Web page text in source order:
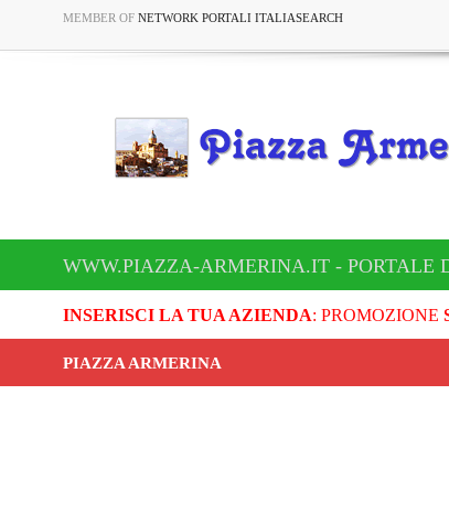
MEMBER OF NETWORK PORTALI ITALIASEARCH
WWW.PIAZZA-ARMERINA.IT - PORTALE
INSERISCI LA TUA AZIENDA: PROMOZIONE
PIAZZA ARMERINA